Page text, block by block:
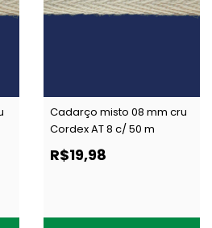
Cadarço misto 08 mm cru
Cordex AT 8 c/ 50 m
R$19,98